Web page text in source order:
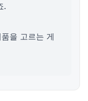
.
을 고르는 게